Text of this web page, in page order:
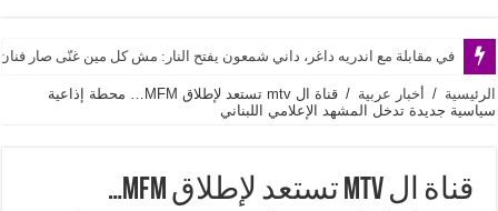
في مقابلة مع اندريه داغر، داني شمعون يفتح النار: مش كل مين غنّى صار
الرئيسية / أخبار عربية /
قناة ال mtv تستعد لإطلاق MFM… محطة إذاعية
سياسية جديدة تدخل المشهد الإعلامي اللبناني
قناة ال mtv تستعد لإطلاق MFM…